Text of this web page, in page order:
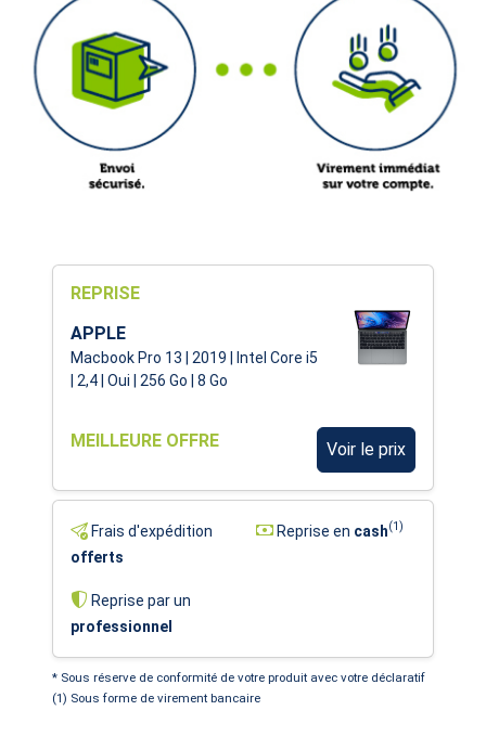
REPRISE
APPLE
Macbook Pro 13 | 2019 | Intel Core i5
| 2,4 | Oui | 256 Go | 8 Go
MEILLEURE OFFRE Voir le prix
Frais d'expédition
offerts
Reprise en cash(1)
Reprise par un
professionnel
* Sous réserve de conformité de votre produit avec votre déclaratif
(1) Sous forme de virement bancaire